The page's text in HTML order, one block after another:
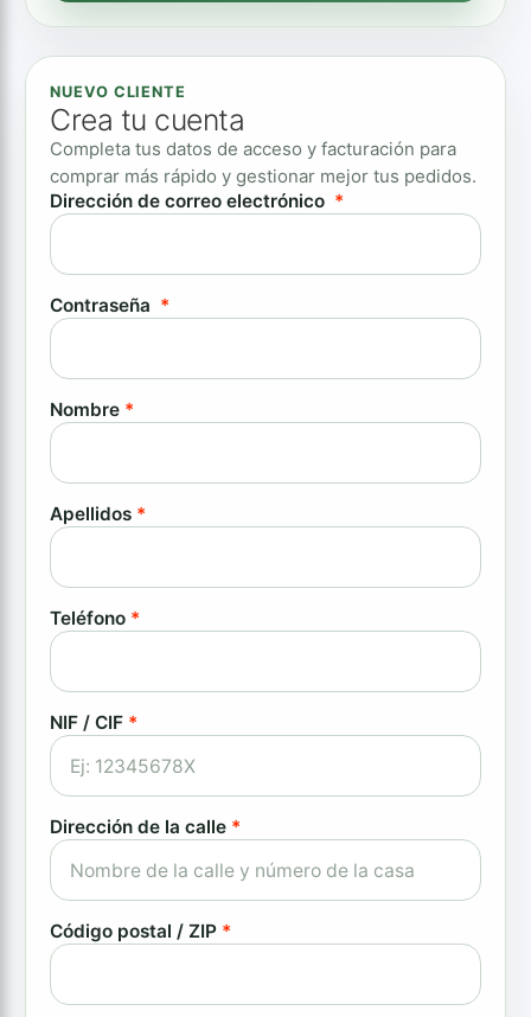
NUEVO CLIENTE
Crea tu cuenta
Completa tus datos de acceso y facturación para
comprar más rápido y gestionar mejor tus pedidos.
Dirección de correo electrónico *
Contraseña *
Nombre *
Apellidos *
Teléfono *
NIF / CIF *
Dirección de la calle *
Código postal / ZIP *